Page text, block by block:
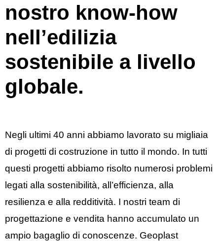
nostro know-how
nell’edilizia
sostenibile a livello
globale.
Negli ultimi 40 anni abbiamo lavorato su migliaia
di progetti di costruzione in tutto il mondo. In tutti
questi progetti abbiamo risolto numerosi problemi
legati alla sostenibilità, all’efficienza, alla
resilienza e alla redditività. I nostri team di
progettazione e vendita hanno accumulato un
ampio bagaglio di conoscenze. Geoplast